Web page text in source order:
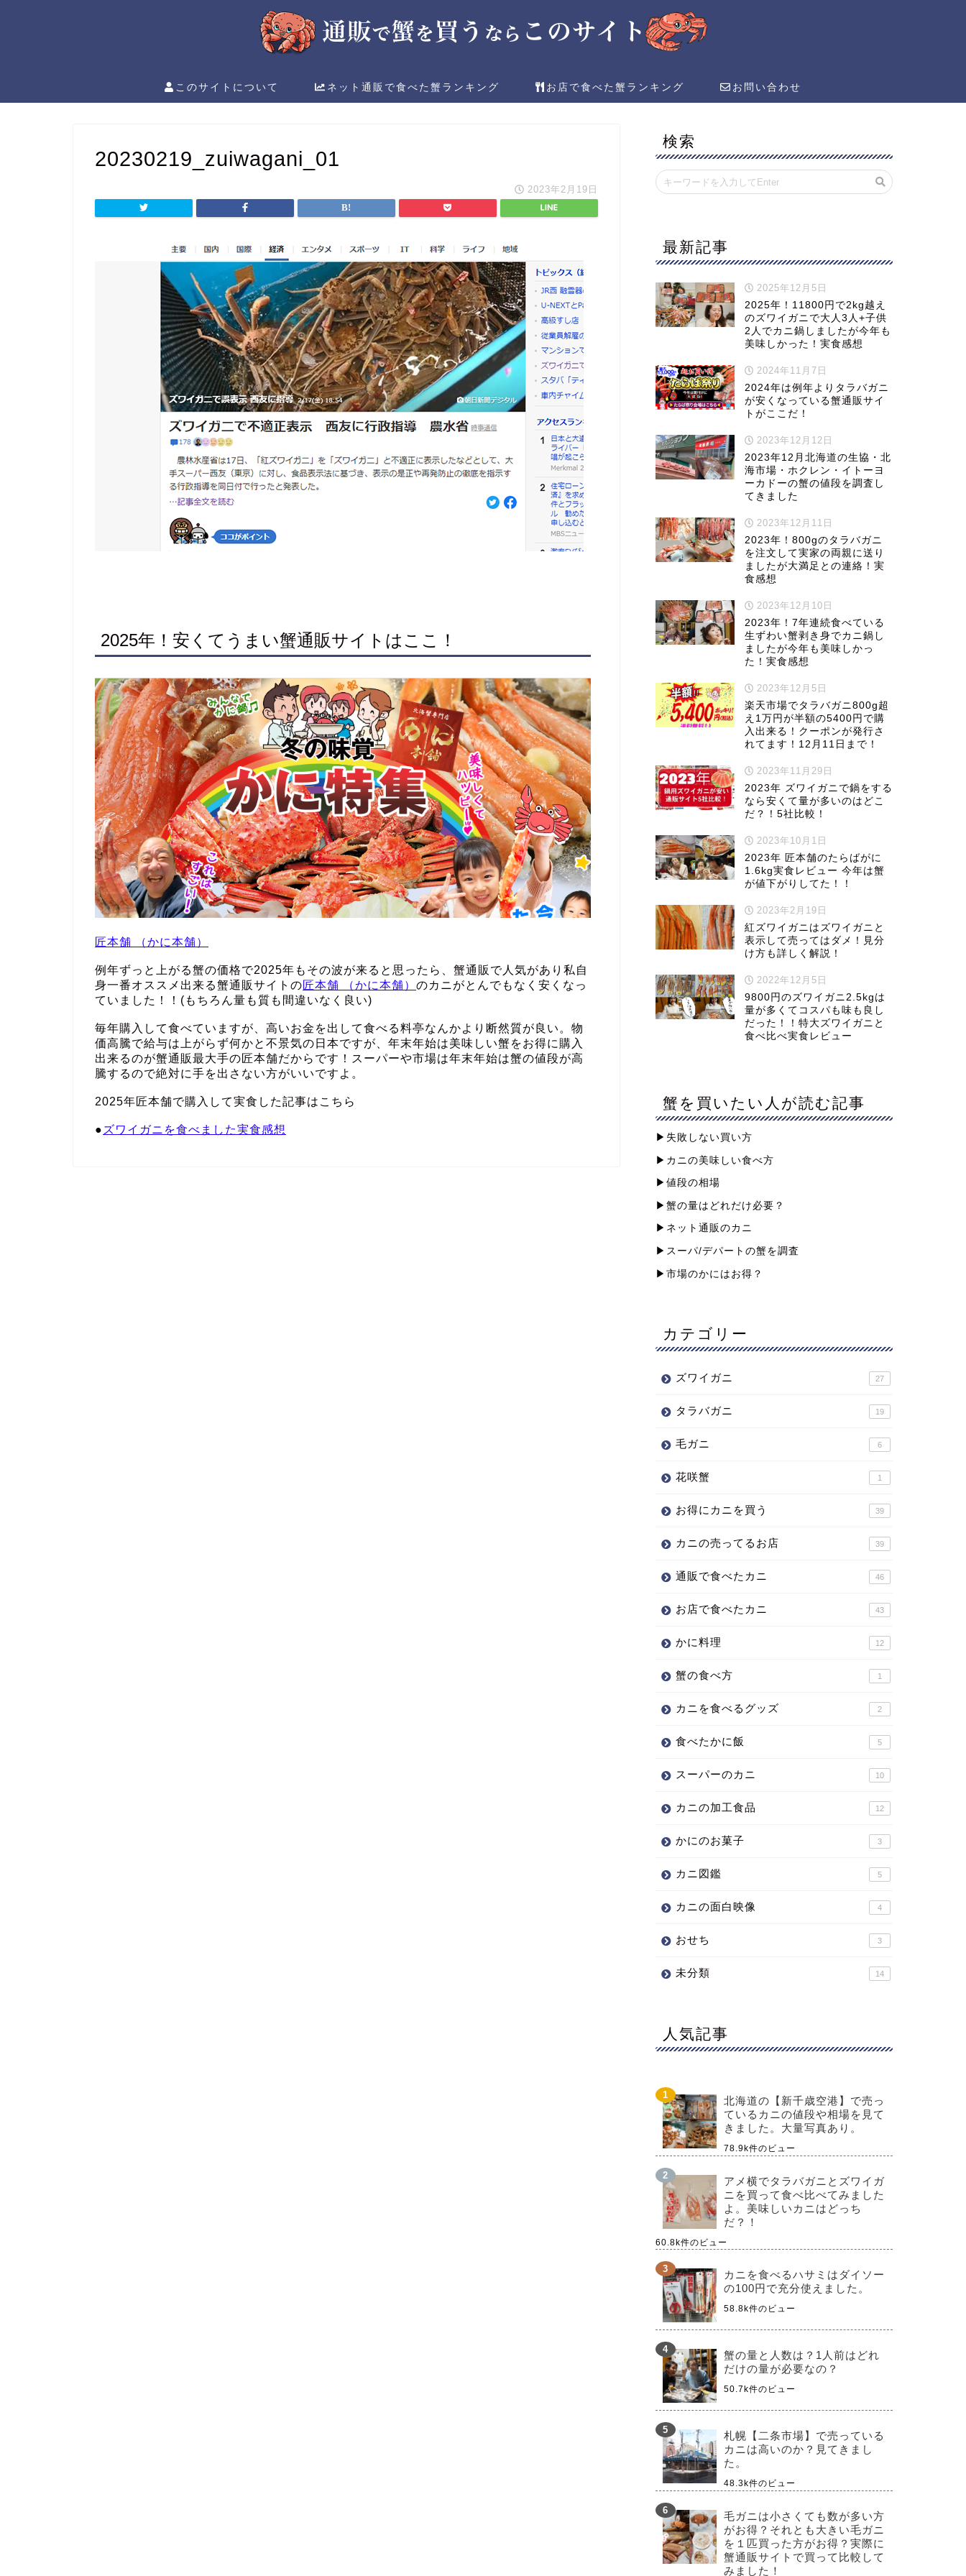
このサイトについて ネット通販で食べた蟹ランキング お店で食べた蟹ランキング お問い合わせ
20230219_zuiwagani_01
2023年2月19日
2025年！安くてうまい蟹通販サイトはここ！
匠本舗 （かに本舗）
例年ずっと上がる蟹の価格で2025年もその波が来ると思ったら、蟹通販で人気があり私自
身一番オススメ出来る蟹通販サイトの匠本舗 （かに本舗） のカニがとんでもなく安くなっ
ていました！！(もちろん量も質も間違いなく良い)
毎年購入して食べていますが、高いお金を出して食べる料亭なんかより断然質が良い。物
価高騰で給与は上がらず何かと不景気の日本ですが、年末年始は美味しい蟹をお得に購入
出来るのが蟹通販最大手の匠本舗だからです！スーパーや市場は年末年始は蟹の値段が高
騰するので絶対に手を出さない方がいいですよ。
2025年匠本舗で購入して実食した記事はこちら
● ズワイガニを食べました実食感想
検索
最新記事
2025年12月5日
2025年！11800円で2kg越え
のズワイガニで大人3人+子供
2人でカニ鍋しましたが今年も
美味しかった！実食感想
2024年11月7日
2024年は例年よりタラバガニ
が安くなっている蟹通販サイ
トがここだ！
2023年12月12日
2023年12月北海道の生協・北
海市場・ホクレン・イトーヨ
ーカドーの蟹の値段を調査し
てきました
2023年12月11日
2023年！800gのタラバガニ
を注文して実家の両親に送り
ましたが大満足との連絡！実
食感想
2023年12月10日
2023年！7年連続食べている
生ずわい蟹剥き身でカニ鍋し
ましたが今年も美味しかっ
た！実食感想
2023年12月5日
楽天市場でタラバガニ800g超
え1万円が半額の5400円で購
入出来る！クーポンが発行さ
れてます！12月11日まで！
2023年11月29日
2023年 ズワイガニで鍋をする
なら安くて量が多いのはどこ
だ？！5社比較！
2023年10月1日
2023年 匠本舗のたらばがに
1.6kg実食レビュー 今年は蟹
が値下がりしてた！！
2023年2月19日
紅ズワイガニはズワイガニと
表示して売ってはダメ！見分
け方も詳しく解説！
2022年12月5日
9800円のズワイガニ2.5kgは
量が多くてコスパも味も良し
だった！！特大ズワイガニと
食べ比べ実食レビュー
蟹を買いたい人が読む記事
▶︎失敗しない買い方
▶︎カニの美味しい食べ方
▶︎値段の相場
▶︎蟹の量はどれだけ必要？
▶︎ネット通販のカニ
▶︎スーパ/デパートの蟹を調査
▶︎市場のかにはお得？
カテゴリー
ズワイガニ 27
タラバガニ 19
毛ガニ 6
花咲蟹 1
お得にカニを買う 39
カニの売ってるお店 39
通販で食べたカニ 46
お店で食べたカニ 43
かに料理 12
蟹の食べ方 1
カニを食べるグッズ 2
食べたかに飯 5
スーパーのカニ 10
カニの加工食品 12
かにのお菓子 3
カニ図鑑 5
カニの面白映像 4
おせち 3
未分類 14
人気記事
北海道の【新千歳空港】で売っ
ているカニの値段や相場を見て
きました。大量写真あり。
78.9k件のビュー
アメ横でタラバガニとズワイガ
ニを買って食べ比べてみました
よ。美味しいカニはどっち
だ？！
60.8k件のビュー
カニを食べるハサミはダイソー
の100円で充分使えました。
58.8k件のビュー
蟹の量と人数は？1人前はどれ
だけの量が必要なの？
50.7k件のビュー
札幌【二条市場】で売っている
カニは高いのか？見てきまし
た。
48.3k件のビュー
毛ガニは小さくても数が多い方
がお得？それとも大きい毛ガニ
を１匹買った方がお得？実際に
蟹通販サイトで買って比較して
みました！